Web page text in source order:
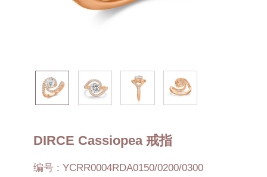
DIRCE Cassiopea 戒指
编号 : YCRR0004RDA0150/0200/0300